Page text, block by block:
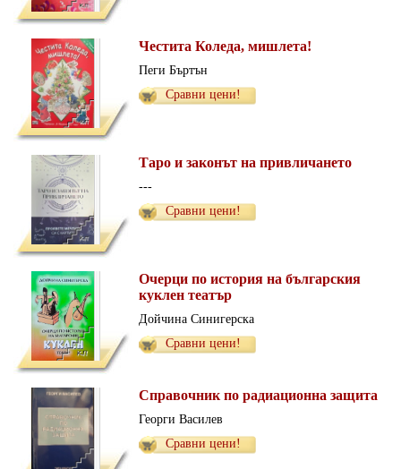
Честита Коледа, мишлета!
Пеги Бъртън
Сравни цени!
Таро и законът на привличането
---
Сравни цени!
Очерци по история на българския
куклен театър
Дойчина Синигерска
Сравни цени!
Справочник по радиационна защита
Георги Василев
Сравни цени!